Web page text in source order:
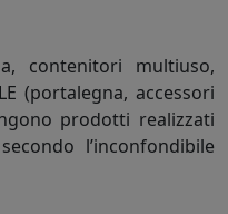
contenitori multiuso,
(portalegna, accessori
prodotti realizzati
l’inconfondibile